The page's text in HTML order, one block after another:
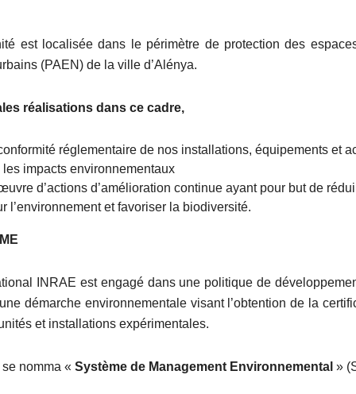
est localisée dans le périmètre de protection des
(PAEN) de la ville d’Alénya.
réalisations dans ce cadre,
réglementaire de nos installations, équipements et
impacts environnementaux
d’actions d’amélioration continue ayant pour but de
l’environnement et favoriser la biodiversité.
INRAE est engagé dans une politique de
démarche environnementale visant l’obtention de la
et installations expérimentales.
se nomma «Système de Management Environnemental »